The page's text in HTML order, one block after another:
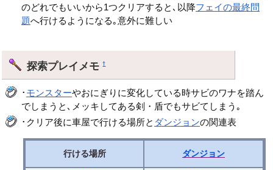
のどれでもいいから1つクリアすると､以降フェイの最終問
題へ行けるようになる｡意外に難しい
探索プレイメモ†
･ モンスターやおにぎりに変化している時サビのワナを踏ん
でしまうと､メッキしてある剣・盾でもサビてしまう｡
･クリア後に車屋で行ける場所と ダンジョンの関連表
行ける場所 ダンジョン